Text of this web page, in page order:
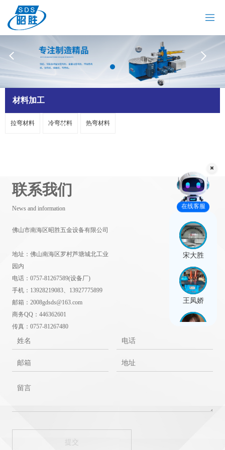
网站首页
关于我们
拉弯机
油冷机
热弯机
材料加工
拉弯材料 冷弯材料 热弯材料
联系我们
News and information
佛山市南海区昭胜五金设备有限公司
地址：佛山南海区罗村芦塘城北工业
园内
电话：0757-81267589(设备厂)
手机：13928219083、13927775899
邮箱：2008gdsds@163.com
商务QQ：446362601
传真：0757-81267480
在线客服
宋大胜
王凤娇